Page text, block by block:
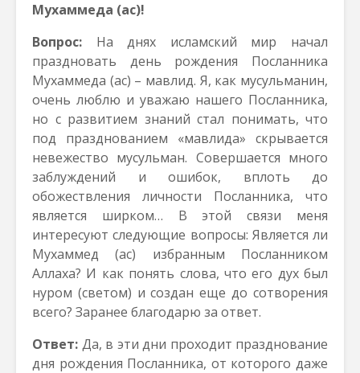
Мухаммеда (ас)!
Вопрос: На днях исламский мир начал
праздновать день рождения Посланника
Мухаммеда (ас) – мавлид. Я, как мусульманин,
очень люблю и уважаю нашего Посланника,
но с развитием знаний стал понимать, что
под празднованием «мавлида» скрывается
невежество мусульман. Совершается много
заблуждений и ошибок, вплоть до
обожествления личности Посланника, что
является ширком… В этой связи меня
интересуют следующие вопросы: Является ли
Мухаммед (ас) избранным Посланником
Аллаха? И как понять слова, что его дух был
нуром (светом) и создан еще до сотворения
всего? Заранее благодарю за ответ.
Ответ: Да, в эти дни проходит празднование
дня рождения Посланника, от которого даже